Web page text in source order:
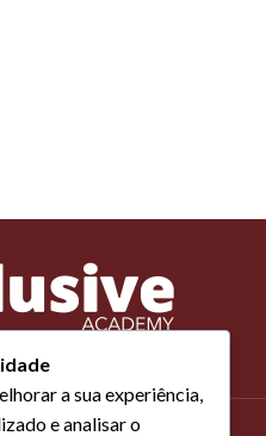
a sua experiência,
e analisar o